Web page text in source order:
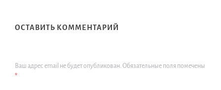
ОСТАВИТЬ КОММЕНТАРИЙ
Ваш адрес email не будет опубликован. Обязательные поля помечены
*